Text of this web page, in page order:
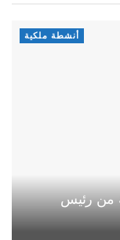
أنشطة ملكية
من رئيس